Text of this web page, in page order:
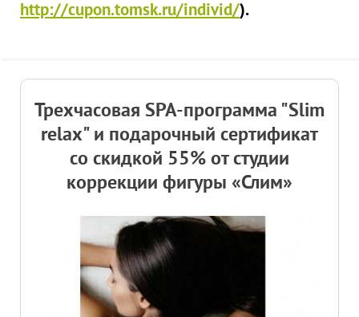
http://cupon.tomsk.ru/individ/).
Трехчасовая SPA-программа "Slim
relax" и подарочный сертификат
со скидкой 55% от студии
коррекции фигуры «Слим»